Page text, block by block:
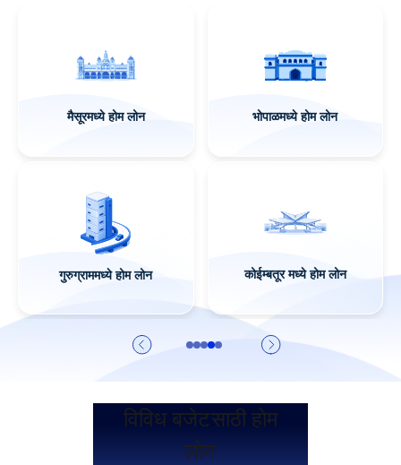
सूरतमध्ये होम लोन पटना मध्ये होम लोन
गाझियाबाद मध्ये होम
लोन
विविध बजेटसाठी होम
लोन